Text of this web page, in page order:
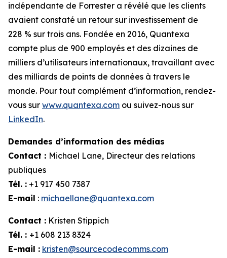
indépendante de Forrester a révélé que les clients
avaient constaté un retour sur investissement de
228 % sur trois ans. Fondée en 2016, Quantexa
compte plus de 900 employés et des dizaines de
milliers d’utilisateurs internationaux, travaillant avec
des milliards de points de données à travers le
monde. Pour tout complément d’information, rendez-
vous sur www.quantexa.com ou suivez-nous sur
LinkedIn.
Demandes d’information des médias
Contact : Michael Lane, Directeur des relations
publiques
Tél. : +1 917 450 7387
E-mail : michaellane@quantexa.com
Contact : Kristen Stippich
Tél. : +1 608 213 8324
E-mail : kristen@sourcecodecomms.com